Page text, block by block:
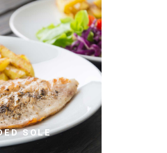
SOLE